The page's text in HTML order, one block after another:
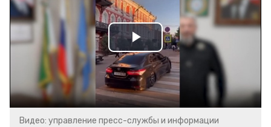
Play
Video
Видео: управление пресс-службы и информации